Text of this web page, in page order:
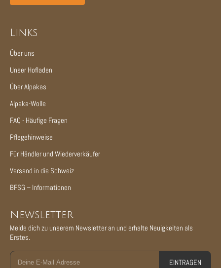
Links
Über uns
Unser Hofladen
Über Alpakas
Alpaka-Wolle
FAQ - Häufige Fragen
Pflegehinweise
Für Händler und Wiederverkäufer
Versand in die Schweiz
BFSG – Informationen
Newsletter
Melde dich zu unserem Newsletter an und erhalte Neuigkeiten als
Erstes.
EINTRAGEN